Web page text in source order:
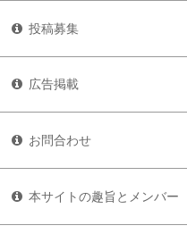
投稿募集
広告掲載
お問合わせ
本サイトの趣旨とメンバー